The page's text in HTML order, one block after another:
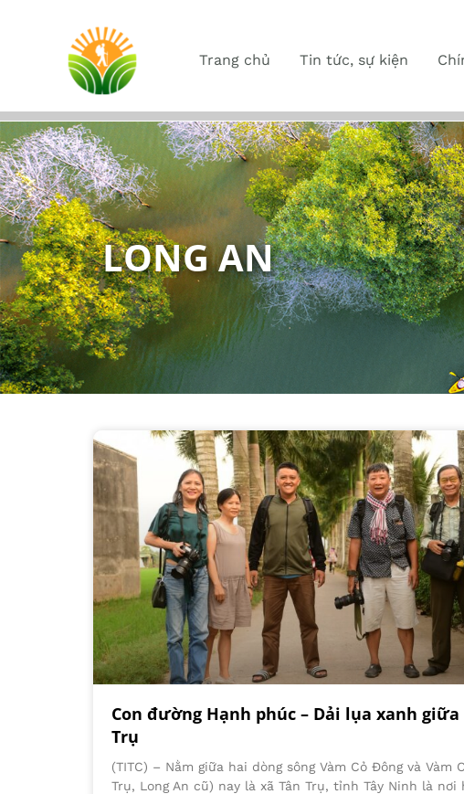
Trang chủ Tin tức, sự kiện
LONG AN
Con đường Hạnh phúc – Dải lụa xanh
Trụ
(TITC) – Nằm giữa hai dòng sông Vàm Cỏ Đông và Vàm
Trụ, Long An cũ) nay là xã Tân Trụ, tỉnh Tây Ninh là